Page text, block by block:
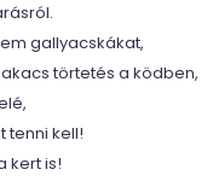
gallyacskákat,
törtetés a ködben,
tenni kell!
kert is!